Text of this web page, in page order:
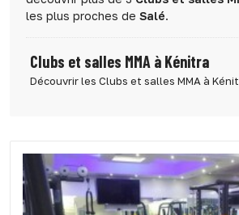
les plus proches de Salé.
Clubs et salles MMA à Kénitra
Découvrir les Clubs et salles MMA à